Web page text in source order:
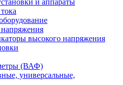
и аппараты
высокого напряжения
(ВАФ)
универсальные,